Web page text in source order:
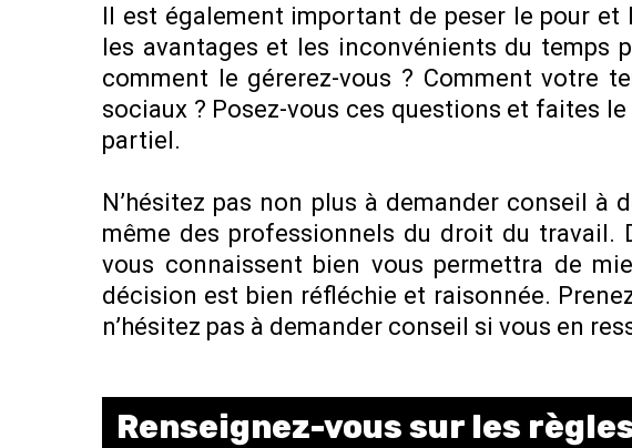
Il est également important de peser le pour
les avantages et les inconvénients du temps
comment le gérerez-vous ? Comment votre
sociaux ? Posez-vous ces questions et faites
partiel.
N’hésitez pas non plus à demander conseil à
même des professionnels du droit du travail.
vous connaissent bien vous permettra de
décision est bien réfléchie et raisonnée.
n’hésitez pas à demander conseil si vous en
Renseignez-vous sur les